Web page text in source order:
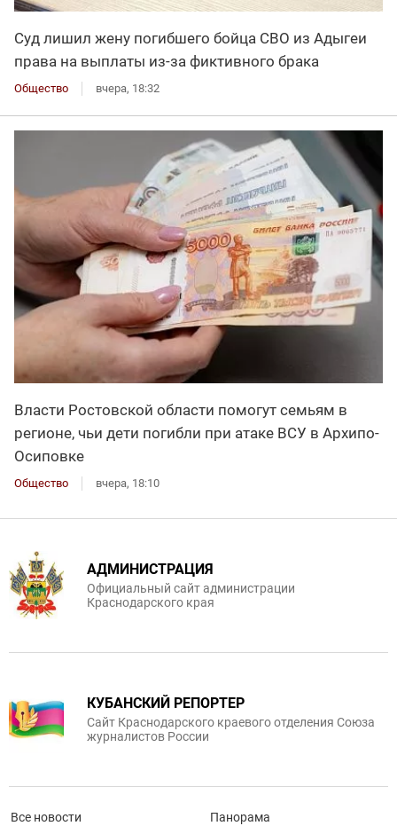
Суд лишил жену погибшего бойца СВО из Адыгеи
права на выплаты из-за фиктивного брака
Общество вчера, 18:32
Власти Ростовской области помогут семьям в
регионе, чьи дети погибли при атаке ВСУ в Архипо-
Осиповке
Общество вчера, 18:10
АДМИНИСТРАЦИЯ
Официальный сайт администрации
Краснодарского края
КУБАНСКИЙ РЕПОРТЕР
Сайт Краснодарского краевого отделения Союза
журналистов России
Все новости Панорама